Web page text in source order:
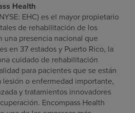
Health
EHC) es el mayor propietario
de rehabilitación de los
una presencia nacional que
en 37 estados y Puerto Rico, la
cuidado de rehabilitación
para pacientes que se están
lesión o enfermedad importante,
y tratamientos innovadores
Encompass Health